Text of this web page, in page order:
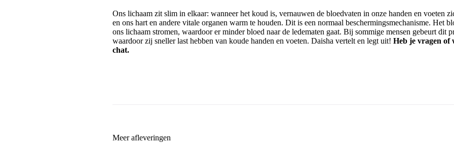
Ons lichaam zit slim in elkaar: wanneer het koud is, vernauwen de bloedvaten in onze handen en voeten
en ons hart en andere vitale organen warm te houden. Dit is een normaal beschermingsmechanisme. Het
ons lichaam stromen, waardoor er minder bloed naar de ledematen gaat. Bij sommige mensen gebeurt dit
waardoor zij sneller last hebben van koude handen en voeten. Daisha vertelt en legt uit! Heb je vragen of
chat.
Meer afleveringen